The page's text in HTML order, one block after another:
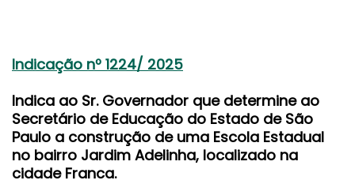
Indicação nº 1224/ 2025
Indica ao Sr. Governador que determine ao
Secretário de Educação do Estado de São
Paulo a construção de uma Escola Estadual
no bairro Jardim Adelinha, localizado na
cidade Franca.